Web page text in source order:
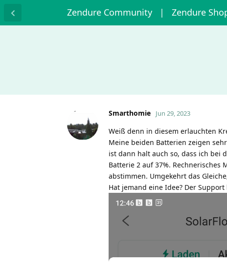
Zendure Community | Zendure
Smarthomie Jun 29, 2023
Weiß denn in diesem erlauchten
Meine beiden Batterien zeigen
ist dann halt auch so, dass ich bei
Batterie 2 auf 37%. Rechnerisches
abstimmen. Umgekehrt das
Hat jemand eine Idee? Der